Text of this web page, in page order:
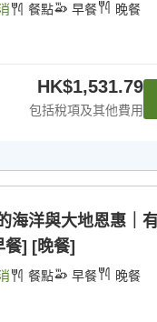
餐點 早餐 晚餐
HK$1,531.79
包括稅項及其他費用
海洋與大地恩惠｜
餐] [晚餐]
餐點 早餐 晚餐